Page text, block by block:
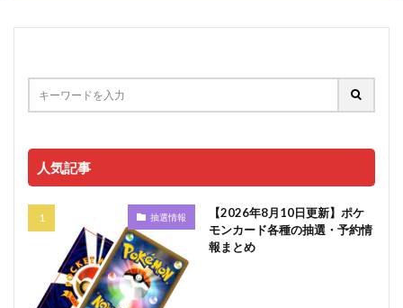
人気記事
抽選情報
【2026年8月10日更新】ポケ
モンカード各種の抽選・予約情
報まとめ